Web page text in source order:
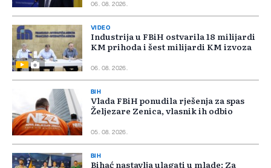
06. 08. 2026.
VIDEO
Industrija u FBiH ostvarila 18 milijardi
KM prihoda i šest milijardi KM izvoza
06. 08. 2026.
BIH
Vlada FBiH ponudila rješenja za spas
Željezare Zenica, vlasnik ih odbio
05. 08. 2026.
BIH
Bihać nastavlja ulagati u mlade: Za